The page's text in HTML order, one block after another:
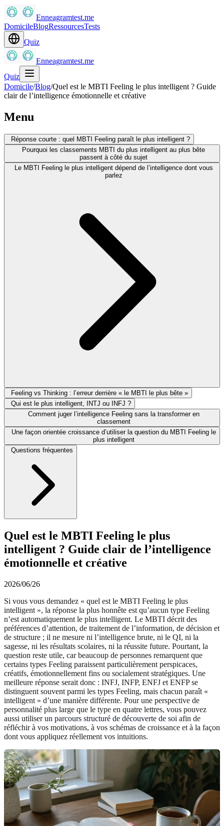
Enneagramtest.me
DomicileBlogRessourcesTests
Quiz
Enneagramtest.me
Quiz
Domicile/Blog/Quel est le MBTI Feeling le plus intelligent ? Guide
clair de l’intelligence émotionnelle et créative
Menu
Réponse courte : quel MBTI Feeling paraît le plus intelligent ?
Pourquoi les classements MBTI du plus intelligent au plus bête
passent à côté du sujet
Le MBTI Feeling le plus intelligent dépend de l’intelligence dont vous
parlez
Feeling vs Thinking : l’erreur derrière « le MBTI le plus bête »
Qui est le plus intelligent, INTJ ou INFJ ?
Comment juger l’intelligence Feeling sans la transformer en
classement
Une façon orientée croissance d’utiliser la question du MBTI Feeling le
plus intelligent
Questions fréquentes
Quel est le MBTI Feeling le plus
intelligent ? Guide clair de l’intelligence
émotionnelle et créative
2026/06/26
Si vous vous demandez « quel est le MBTI Feeling le plus
intelligent », la réponse la plus honnête est qu’aucun type Feeling
n’est automatiquement le plus intelligent. Le MBTI décrit des
préférences d’attention, de traitement de l’information, de décision et
de structure ; il ne mesure ni l’intelligence brute, ni le QI, ni la
sagesse, ni les résultats scolaires, ni la réussite future. Pourtant, la
question reste utile, car beaucoup de personnes remarquent que
certains types Feeling paraissent particulièrement perspicaces,
créatifs, émotionnellement fins ou socialement stratégiques. Une
meilleure réponse serait donc : INFJ, INFP, ENFJ et ENFP se
distinguent souvent parmi les types Feeling, mais chacun paraît «
intelligent » d’une manière différente. Pour une perspective de
personnalité plus large que le type en quatre lettres, vous pouvez
aussi utiliserun parcours structuré de découverte de soi afin de
réfléchir à vos motivations, à vos schémas de croissance et à la façon
dont vous appliquez réellement vos intuitions.